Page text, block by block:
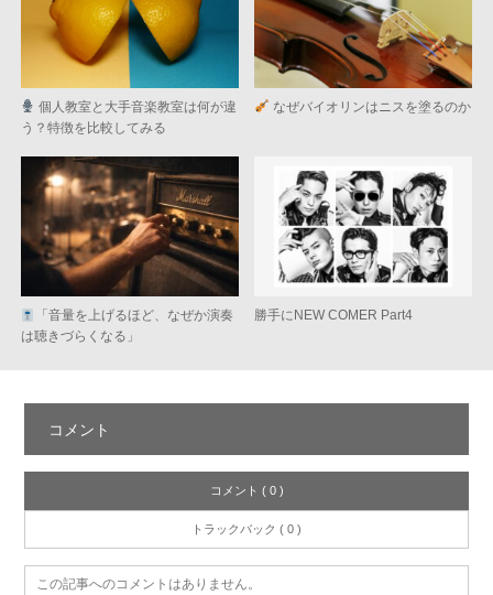
個人教室と大手音楽教室は何が違
う？特徴を比較してみる
なぜバイオリンはニスを塗るのか
「音量を上げるほど、なぜか演奏
は聴きづらくなる」
勝手にNEW COMER Part4
コメント
コメント ( 0 )
トラックバック ( 0 )
この記事へのコメントはありません。